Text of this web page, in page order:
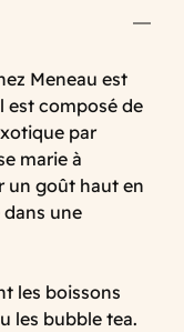
Meneau est
est composé de
par
marie à
un goût haut en
une
les boissons
les bubble tea.